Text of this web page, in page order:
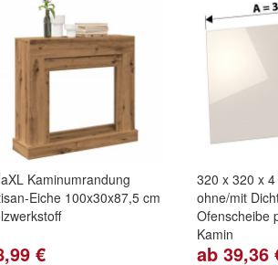
Kaminumrandung
Eiche 100x30x87,5 cm
€
320 x 320 x
ohne/mit
Ofenscheibe
Kamin
ab 39,36